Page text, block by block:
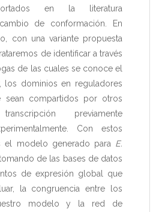
en la literatura
de conformación. En
con una variante propuesta
de identificar a través
de las cuales se conoce el
los dominios en reguladores
compartidos por otros
previamente
Con estos
el modelo generado para E.
de las bases de datos
de expresión global que
la congruencia entre los
modelo y la red de